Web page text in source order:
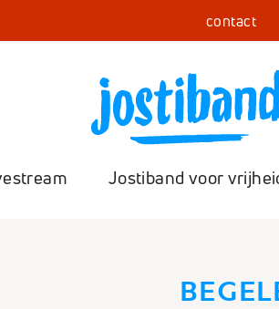
contact
Jostiband voor